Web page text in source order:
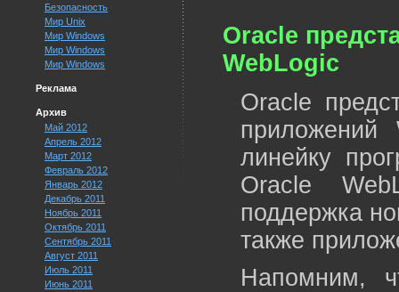
Безопасность
Мир Unix
Мир Windows
Мир Windows
Мир Windows
Реклама
Архив
Май 2012
Апрель 2012
Март 2012
Февраль 2012
Январь 2012
Декабрь 2011
Ноябрь 2011
Октябрь 2011
Сентябрь 2011
Август 2011
Июль 2011
Июнь 2011
Oracle
WebLogic
Oracle
приложений
линейку
Oracle
поддержка
также
Напомним,